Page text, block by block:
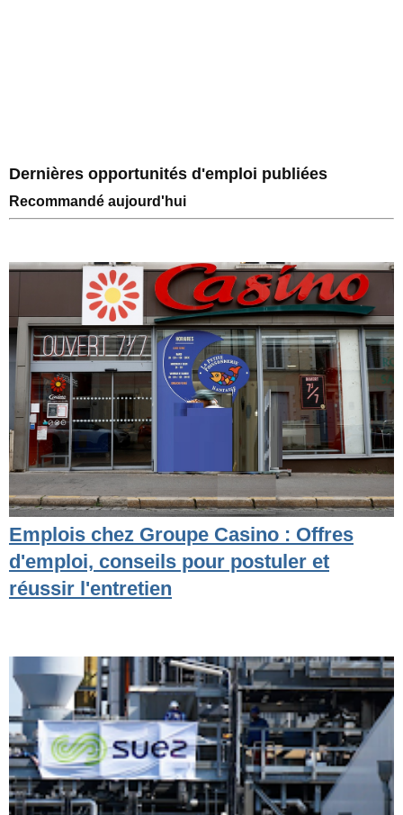
Dernières opportunités d'emploi publiées
Recommandé aujourd'hui
Emplois chez Groupe Casino : Offres
d'emploi, conseils pour postuler et
réussir l'entretien